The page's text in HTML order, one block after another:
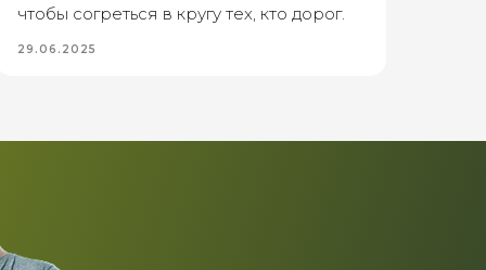
чтобы согреться в кругу тех, кто дорог.
29.06.2025